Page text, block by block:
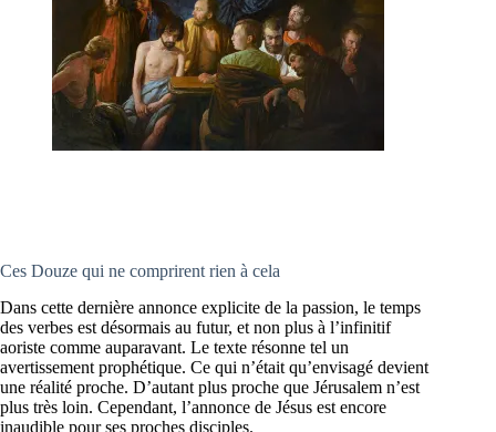
Ces Douze qui ne comprirent rien à cela
Dans cette dernière annonce explicite de la passion, le temps
des verbes est désormais au futur, et non plus à l’infinitif
aoriste comme auparavant. Le texte résonne tel un
avertissement prophétique. Ce qui n’était qu’envisagé devient
une réalité proche. D’autant plus proche que Jérusalem n’est
plus très loin. Cependant, l’annonce de Jésus est encore
inaudible pour ses proches disciples.